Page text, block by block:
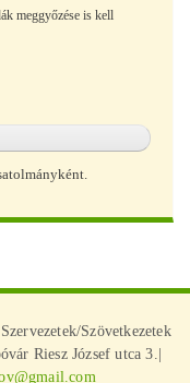
meggyőzése is kell
Szövetkezetek
Riesz József utca 3.|